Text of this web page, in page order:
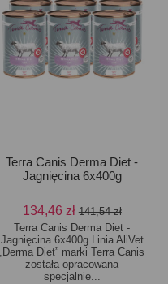
Terra Canis Derma Diet -
Jagnięcina 6x400g
134,46 zł 141,54 zł
Terra Canis Derma Diet -
Jagnięcina 6x400g Linia AliVet
„Derma Diet” marki Terra Canis
została opracowana
specjalnie...